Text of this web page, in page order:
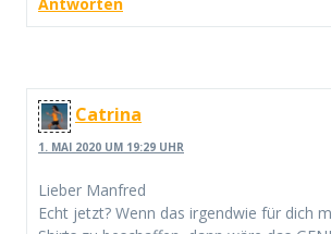
Catrina
1. MAI 2020 UM 19:29 UHR
Lieber Manfred
Echt jetzt? Wenn das irgendwie für dich